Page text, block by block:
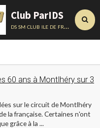
Club ParIDS
ds sm club ile de france
60 ans à Montlhéry sur 3
sur le circuit de Montlhéry
la française. Certaines n'ont
grâce à la ...